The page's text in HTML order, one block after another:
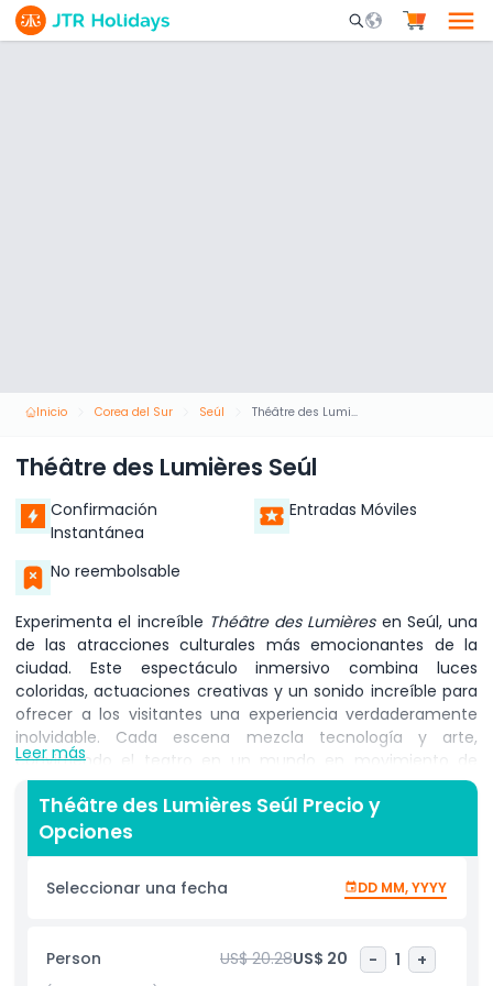
Mobile Search
Inicio Corea del Sur Seúl Théâtre des Lumières Seúl
Théâtre des Lumières Seúl
Confirmación
Instantánea
Entradas Móviles
No reembolsable
Experimenta el increíble Théâtre des Lumièresen Seúl, una
de las atracciones culturales más emocionantes de la
ciudad. Este espectáculo inmersivo combina luces
coloridas, actuaciones creativas y un sonido increíble para
ofrecer a los visitantes una experiencia verdaderamente
inolvidable. Cada escena mezcla tecnología y arte,
convirtiendo el teatro en un mundo en movimiento de
colores, formas e historias. El espectáculo es perfecto para
familias, parejas y turistas que visitan Seúl. Es interactivo,
por lo que las imágenes y la música te hacen sentir parte
de la actuación. Verás impresionantes exhibiciones de luz,
música sincronizada y efectos escénicos ingeniosos que
dan vida a las historias de maneras que nunca antes
Théâtre des Lumières
es una visita
obligada. Reservar un
Boleto para Théâtre des Lumières
Leer más
Théâtre des Lumières Seúl Precio y
Opciones
Seleccionar una fecha DD MM, YYYY
Person US$ 20.28US$ 20 - 1 +